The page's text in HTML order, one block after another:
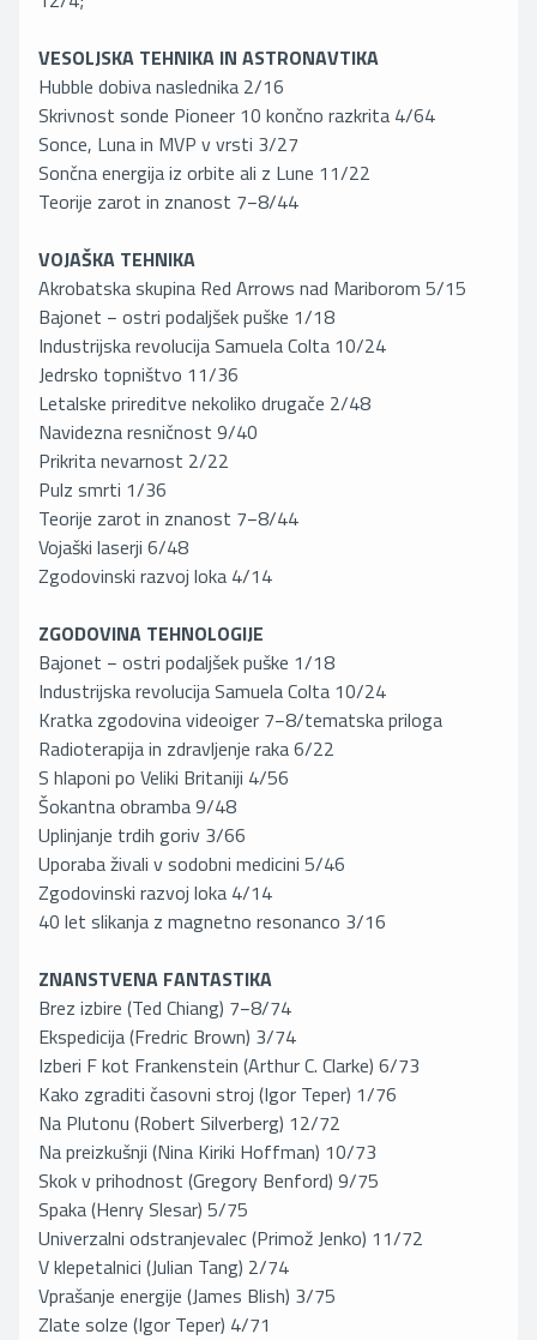
VESOLJSKA TEHNIKA IN ASTRONAVTIKA
Hubble dobiva naslednika 2/16
Skrivnost sonde Pioneer 10 končno razkrita 4/64
Sonce, Luna in MVP v vrsti 3/27
Sončna energija iz orbite ali z Lune 11/22
Teorije zarot in znanost 7−8/44
VOJAŠKA TEHNIKA
Akrobatska skupina Red Arrows nad Mariborom 5/15
Bajonet − ostri podaljšek puške 1/18
Industrijska revolucija Samuela Colta 10/24
Jedrsko topništvo 11/36
Letalske prireditve nekoliko drugače 2/48
Navidezna resničnost 9/40
Prikrita nevarnost 2/22
Pulz smrti 1/36
Teorije zarot in znanost 7−8/44
Vojaški laserji 6/48
Zgodovinski razvoj loka 4/14
ZGODOVINA TEHNOLOGIJE
Bajonet − ostri podaljšek puške 1/18
Industrijska revolucija Samuela Colta 10/24
Kratka zgodovina videoiger 7−8/tematska priloga
Radioterapija in zdravljenje raka 6/22
S hlaponi po Veliki Britaniji 4/56
Šokantna obramba 9/48
Uplinjanje trdih goriv 3/66
Uporaba živali v sodobni medicini 5/46
Zgodovinski razvoj loka 4/14
40 let slikanja z magnetno resonanco 3/16
ZNANSTVENA FANTASTIKA
Brez izbire (Ted Chiang) 7−8/74
Ekspedicija (Fredric Brown) 3/74
Izberi F kot Frankenstein (Arthur C. Clarke) 6/73
Kako zgraditi časovni stroj (Igor Teper) 1/76
Na Plutonu (Robert Silverberg) 12/72
Na preizkušnji (Nina Kiriki Hoffman) 10/73
Skok v prihodnost (Gregory Benford) 9/75
Spaka (Henry Slesar) 5/75
Univerzalni odstranjevalec (Primož Jenko) 11/72
V klepetalnici (Julian Tang) 2/74
Vprašanje energije (James Blish) 3/75
Zlate solze (Igor Teper) 4/71